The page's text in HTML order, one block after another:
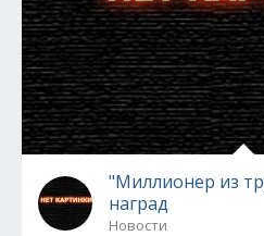
"Миллионер из
наград
Новости